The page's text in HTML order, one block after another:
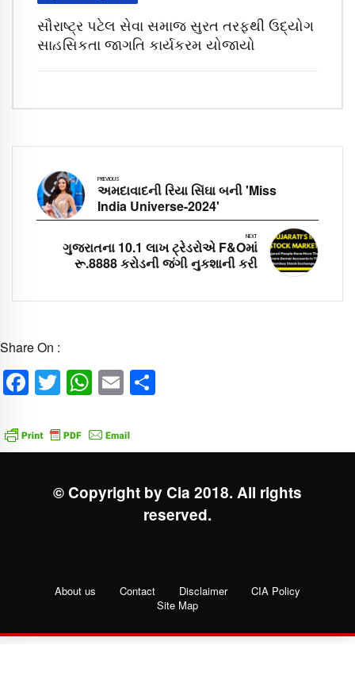
સૌરાષ્ટ્ર પટેલ સેવા સમાજ સુરત તરફથી ઉદ્યોગ
સાહસિકતા જાગૃતિ કાર્યક્રમ યોજાયો
PREVIOUS
અમદાવાદની રિયા સિંઘા બની 'Miss
India Universe-2024'
NEXT
ગુજરાતના 10.1 લાખ ટ્રેડરોએ F&Oમાં
રૂ.8888 કરોડની જંગી નુકશાની કરી
Share On :
Facebook
Twitter
WhatsApp
Email
© Copyright by Cia 2018. All rights
reserved.
About us Contact Disclaimer
CIA Policy
Site Map